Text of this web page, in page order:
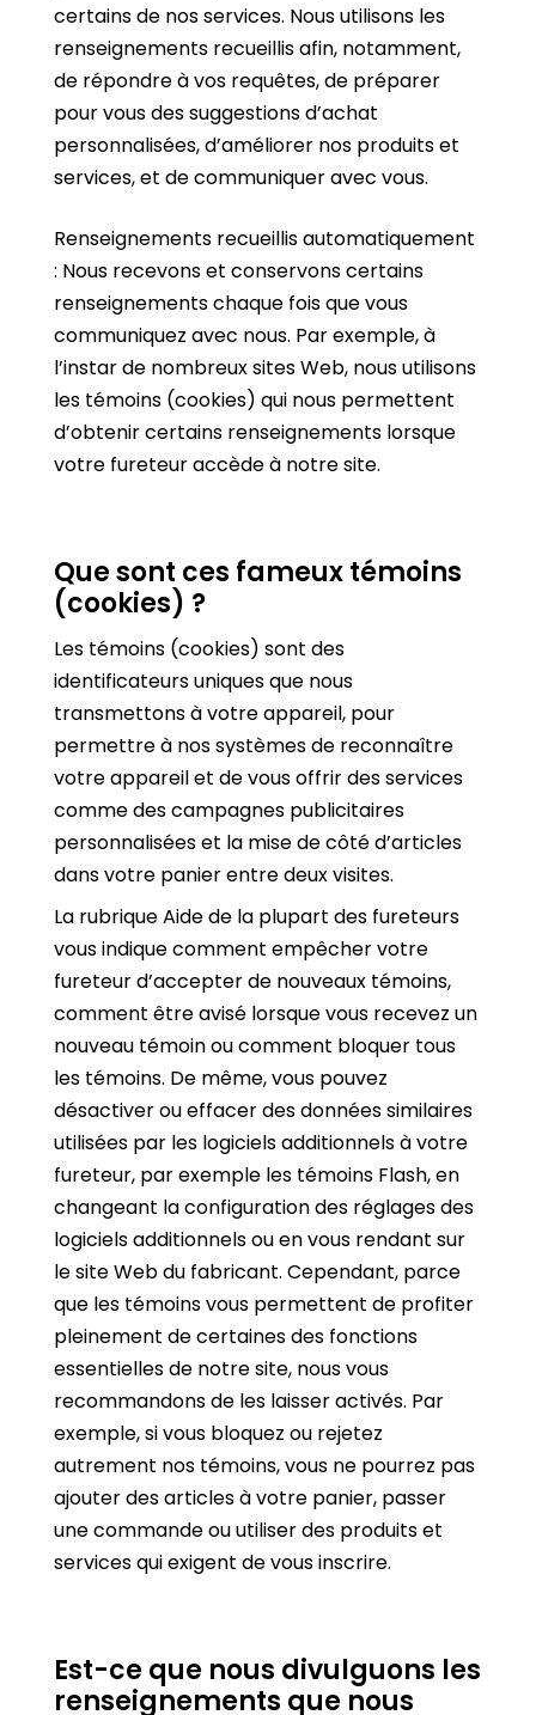
certains de nos services. Nous utilisons les
renseignements recueillis afin, notamment,
de répondre à vos requêtes, de préparer
pour vous des suggestions d’achat
personnalisées, d’améliorer nos produits et
services, et de communiquer avec vous.
Renseignements recueillis automatiquement
: Nous recevons et conservons certains
renseignements chaque fois que vous
communiquez avec nous. Par exemple, à
l’instar de nombreux sites Web, nous utilisons
les témoins (cookies) qui nous permettent
d’obtenir certains renseignements lorsque
votre fureteur accède à notre site.
Que sont ces fameux témoins
(cookies) ?
Les témoins (cookies) sont des
identificateurs uniques que nous
transmettons à votre appareil, pour
permettre à nos systèmes de reconnaître
votre appareil et de vous offrir des services
comme des campagnes publicitaires
personnalisées et la mise de côté d’articles
dans votre panier entre deux visites.
La rubrique Aide de la plupart des fureteurs
vous indique comment empêcher votre
fureteur d’accepter de nouveaux témoins,
comment être avisé lorsque vous recevez un
nouveau témoin ou comment bloquer tous
les témoins. De même, vous pouvez
désactiver ou effacer des données similaires
utilisées par les logiciels additionnels à votre
fureteur, par exemple les témoins Flash, en
changeant la configuration des réglages des
logiciels additionnels ou en vous rendant sur
le site Web du fabricant. Cependant, parce
que les témoins vous permettent de profiter
pleinement de certaines des fonctions
essentielles de notre site, nous vous
recommandons de les laisser activés. Par
exemple, si vous bloquez ou rejetez
autrement nos témoins, vous ne pourrez pas
ajouter des articles à votre panier, passer
une commande ou utiliser des produits et
services qui exigent de vous inscrire.
Est-ce que nous divulguons les
renseignements que nous